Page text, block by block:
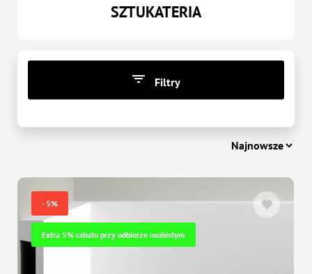
SZTUKATERIA
Filtry
CENA
zł - zł
- 5%
Extra 5% rabatu przy odbiorze osobistym